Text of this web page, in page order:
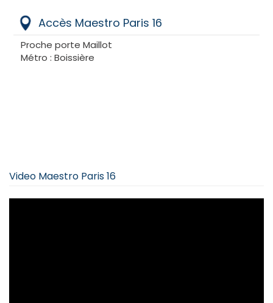
Accès Maestro Paris 16
Proche porte Maillot
Métro : Boissière
Video Maestro Paris 16